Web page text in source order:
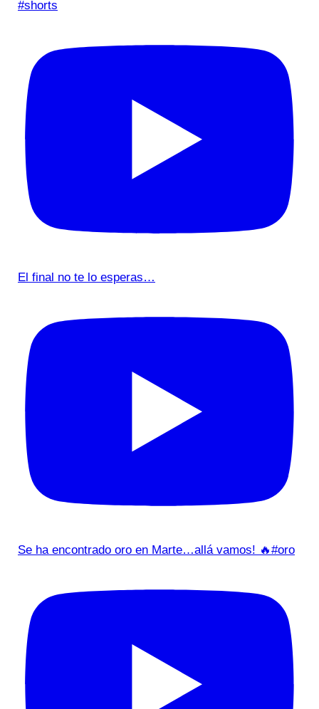
#shorts
El final no te lo esperas…
Se ha encontrado oro en Marte…allá vamos! 🔥#oro